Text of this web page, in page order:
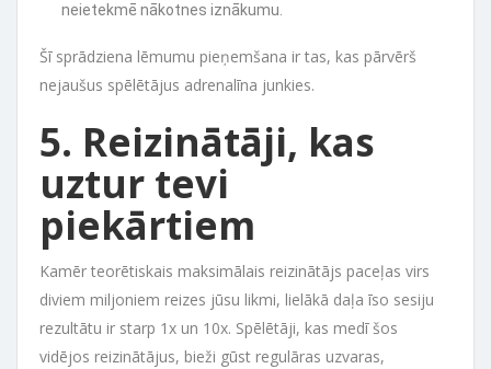
neietekmē nākotnes iznākumu.
Šī sprādziena lēmumu pieņemšana ir tas, kas pārvērš
nejaušus spēlētājus adrenalīna junkies.
5. Reizinātāji, kas
uztur tevi
piekārtiem
Kamēr teorētiskais maksimālais reizinātājs paceļas virs
diviem miljoniem reizes jūsu likmi, lielākā daļa īso sesiju
rezultātu ir starp 1x un 10x. Spēlētāji, kas medī šos
vidējos reizinātājus, bieži gūst regulāras uzvaras,